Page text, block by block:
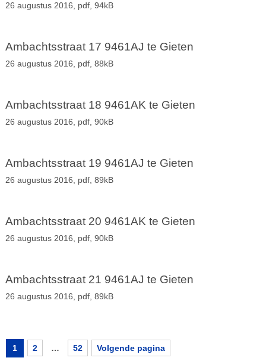
26 augustus 2016, pdf, 94kB
Ambachtsstraat 17 9461AJ te Gieten
26 augustus 2016, pdf, 88kB
Ambachtsstraat 18 9461AK te Gieten
26 augustus 2016, pdf, 90kB
Ambachtsstraat 19 9461AJ te Gieten
26 augustus 2016, pdf, 89kB
Ambachtsstraat 20 9461AK te Gieten
26 augustus 2016, pdf, 90kB
Ambachtsstraat 21 9461AJ te Gieten
26 augustus 2016, pdf, 89kB
1 2 … 52 Volgende pagina